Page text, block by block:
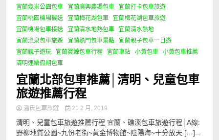
宜蘭幾米公園包車
宜蘭廣興農場包車
宜蘭打卡包車旅遊
宜蘭桃園機場機送
宜蘭梅花湖包車
宜蘭梅花湖包車旅遊
宜蘭機場包車接送
宜蘭清水地熱包車
宜蘭清水熱地
宜蘭溫泉包車旅遊
宜蘭熱門包車景點
宜蘭親子包車一日遊
宜蘭親子遊玩
宜蘭賞鯨包車行程 宜蘭車站 小黃包車
小黃包車推薦
清明連續假期包車
宜蘭北部包車推薦│清明、兒童包車
旅遊推薦行程
潘氏包車旅遊 21 2 月, 2019
清明、兒童包車旅遊推薦行程 宜蘭、礁溪包車旅遊行程│A線:
野柳地質公園~九份老街~黃金博物館~陰陽海~十分放天 […]...